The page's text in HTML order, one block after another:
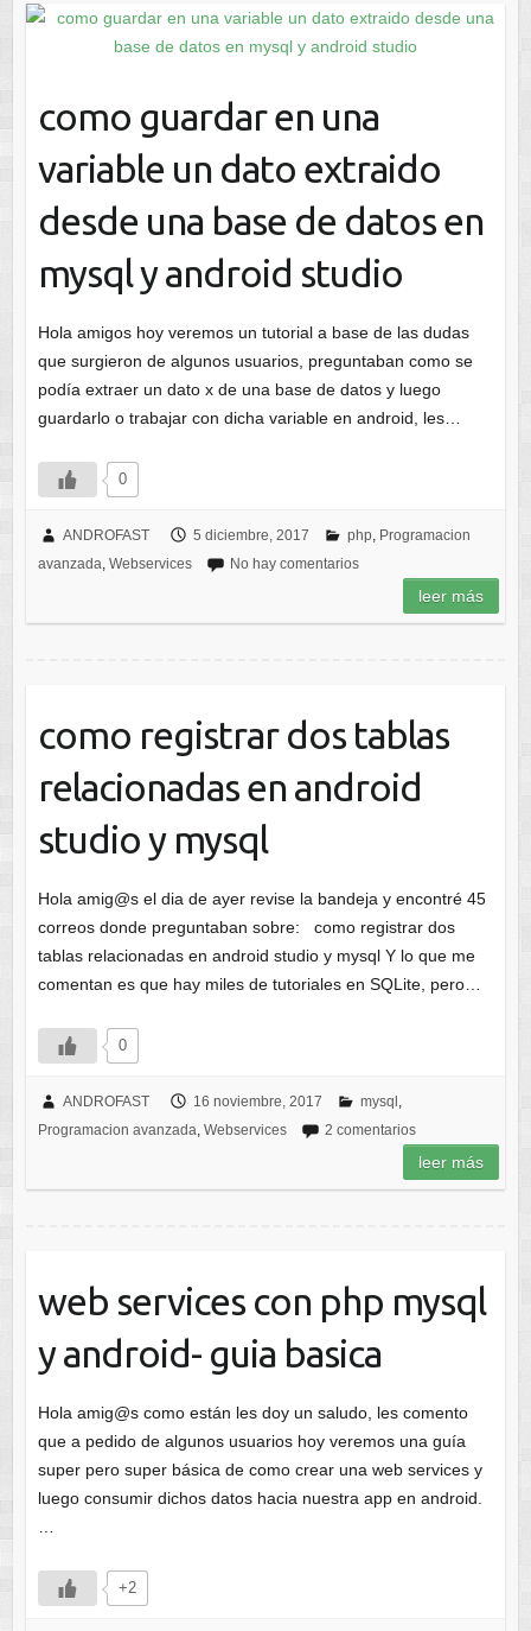
como guardar en una
variable un dato extraido
desde una base de datos en
mysql y android studio
Hola amigos hoy veremos un tutorial a base de las dudas
que surgieron de algunos usuarios, preguntaban como se
podía extraer un dato x de una base de datos y luego
guardarlo o trabajar con dicha variable en android, les…
0
ANDROFAST 5 diciembre, 2017 php, Programacion
avanzada, Webservices No hay comentarios
leer más
como registrar dos tablas
relacionadas en android
studio y mysql
Hola amig@s el dia de ayer revise la bandeja y encontré 45
correos donde preguntaban sobre: como registrar dos
tablas relacionadas en android studio y mysql Y lo que me
comentan es que hay miles de tutoriales en SQLite, pero…
0
ANDROFAST 16 noviembre, 2017 mysql ,
Programacion avanzada, Webservices 2 comentarios
leer más
web services con php mysql
y android- guia basica
Hola amig@s como están les doy un saludo, les comento
que a pedido de algunos usuarios hoy veremos una guía
super pero super básica de como crear una web services y
luego consumir dichos datos hacia nuestra app en android.
…
+2